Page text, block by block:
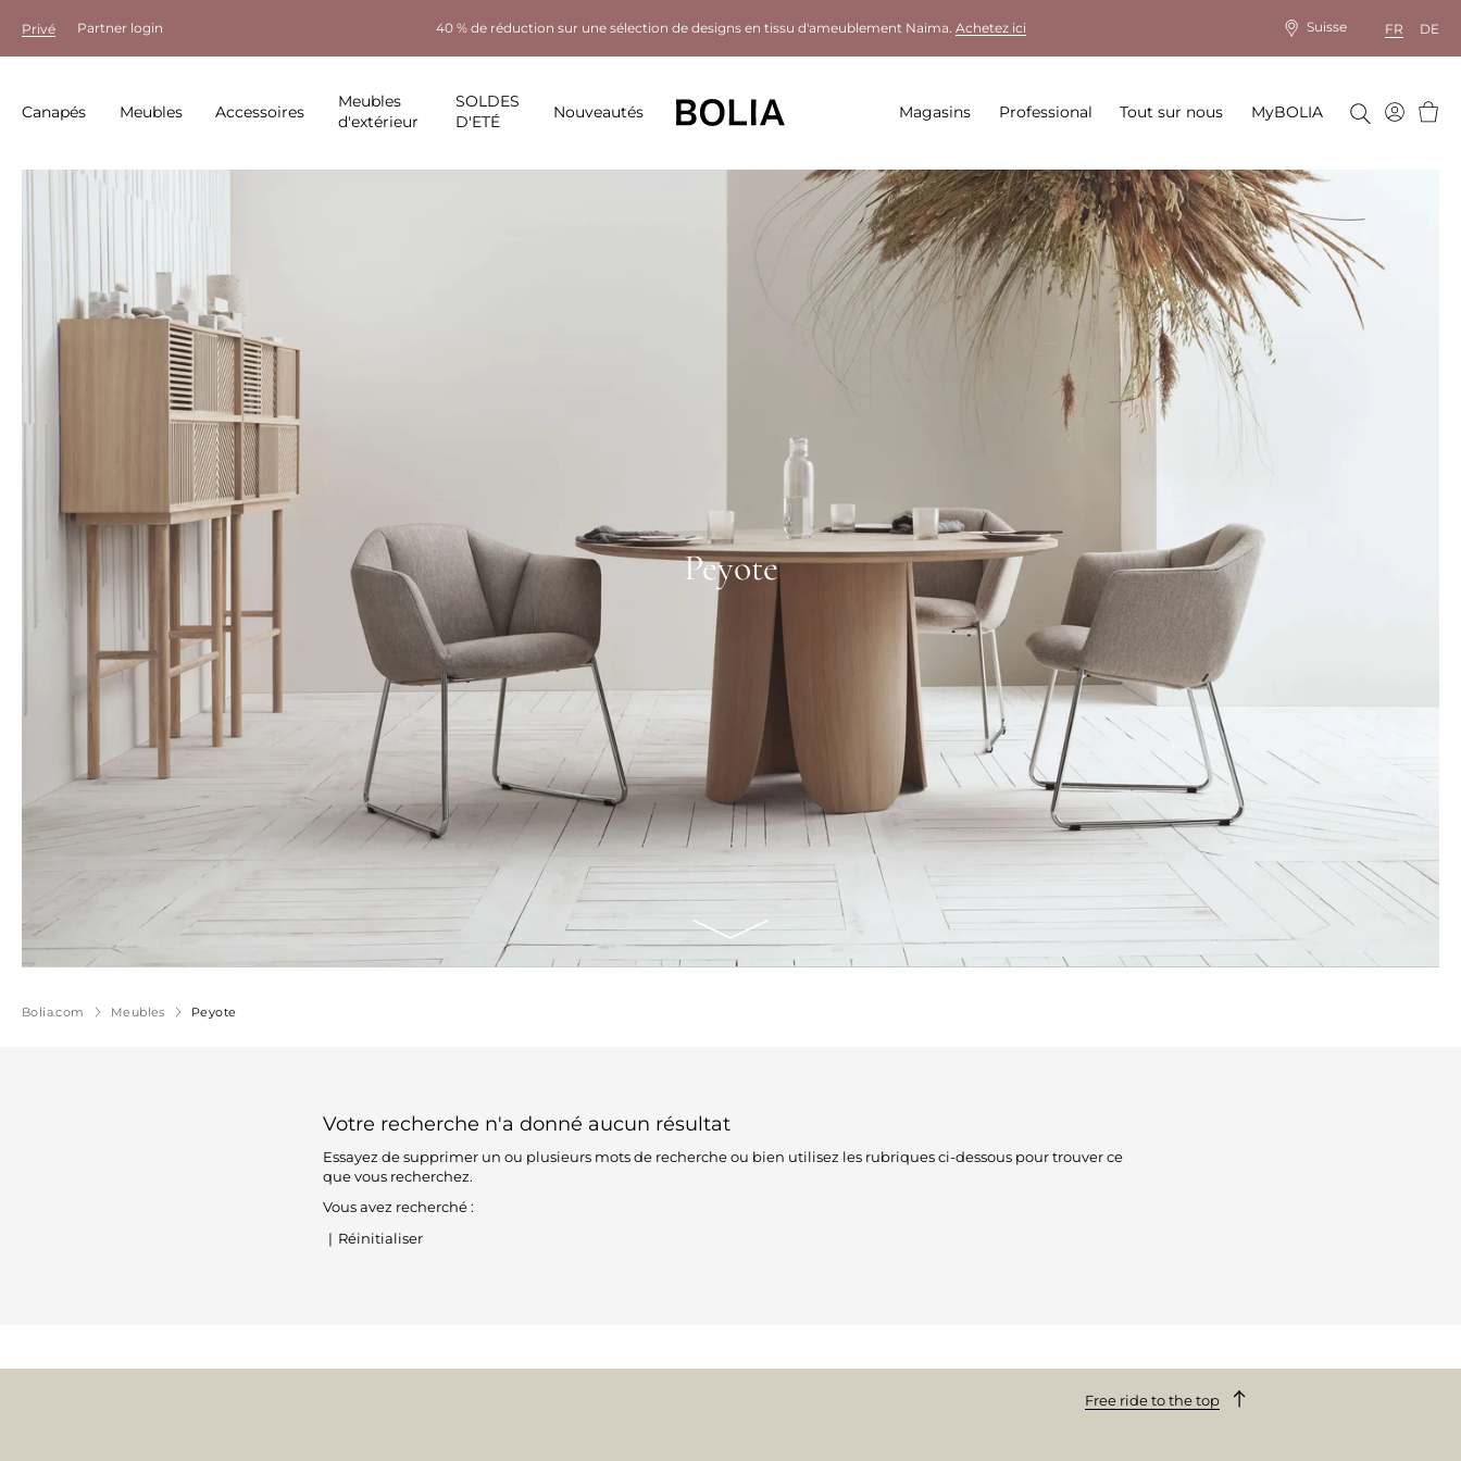
Privé Partner login 40 % de réduction sur une sélection de designs en tissu d'ameublement Naima. Achetez ici Suisse FR DE
Canapés Meubles Accessoires
Meubles
d'extérieur
SOLDES
D'ETÉ
Nouveautés Magasins Professional Tout sur nous MyBOLIA
Peyote
Bolia.com Meubles Peyote
Votre recherche n'a donné aucun résultat
Essayez de supprimer un ou plusieurs mots de recherche ou bien utilisez les rubriques ci-dessous pour trouver ce
que vous recherchez.
Vous avez recherché :
| Réinitialiser
Free ride to the top